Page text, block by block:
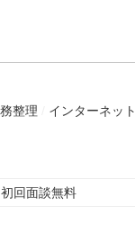
整理 インターネット
初回面談無料